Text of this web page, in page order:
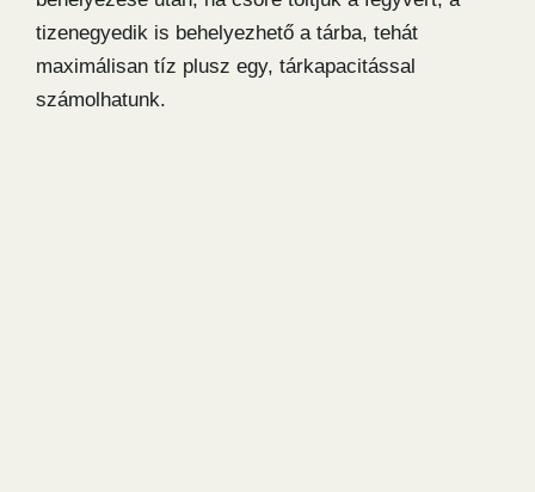
tizenegyedik is behelyezhető a tárba, tehát
maximálisan tíz plusz egy, tárkapacitással
számolhatunk.